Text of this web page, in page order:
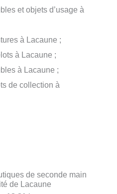
et objets d’usage à
à Lacaune ;
à Lacaune ;
à Lacaune ;
de collection à
de seconde main
de Lacaune